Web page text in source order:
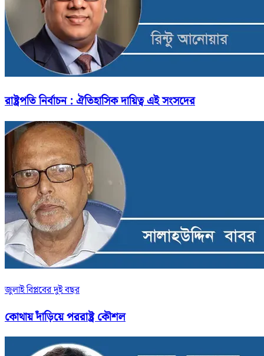
রাষ্ট্রপতি নির্বাচন : ঐতিহাসিক দায়িত্ব এই সংসদের
জুলাই বিপ্লবের দুই বছর
কোথায় দাঁড়িয়ে পররাষ্ট্র কৌশল